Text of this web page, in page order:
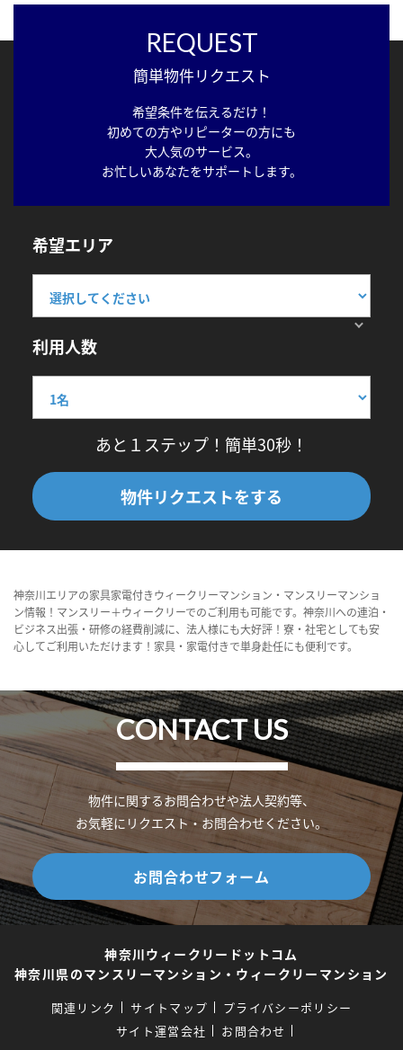
REQUEST
簡単物件リクエスト
希望条件を伝えるだけ！
初めての方やリピーターの方にも
大人気のサービス。
お忙しいあなたをサポートします。
希望エリア
利用人数
あと１ステップ！簡単30秒！
物件リクエストをする
神奈川エリアの家具家電付きウィークリーマンション・マンスリーマンショ
ン情報！マンスリー＋ウィークリーでのご利用も可能です。神奈川への連泊・
ビジネス出張・研修の経費削減に、法人様にも大好評！寮・社宅としても安
心してご利用いただけます！家具・家電付きで単身赴任にも便利です。
CONTACT US
物件に関するお問合わせや法人契約等、
お気軽にリクエスト・お問合わせください。
お問合わせフォーム
神奈川ウィークリードットコム
神奈川県のマンスリーマンション・ウィークリーマンション
関連リンク サイトマップ
プライバシーポリシー
サイト運営会社
お問合わせ